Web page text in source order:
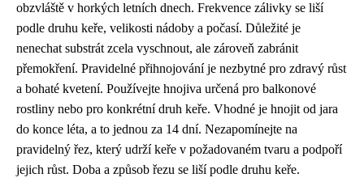
obzvláště v horkých letních dnech. Frekvence zálivky se liší
podle druhu keře, velikosti nádoby a počasí. Důležité je
nenechat substrát zcela vyschnout, ale zároveň zabránit
přemokření. Pravidelné přihnojování je nezbytné pro zdravý růst
a bohaté kvetení. Používejte hnojiva určená pro balkonové
rostliny nebo pro konkrétní druh keře. Vhodné je hnojit od jara
do konce léta, a to jednou za 14 dní. Nezapomínejte na
pravidelný řez, který udrží keře v požadovaném tvaru a podpoří
jejich růst. Doba a způsob řezu se liší podle druhu keře.